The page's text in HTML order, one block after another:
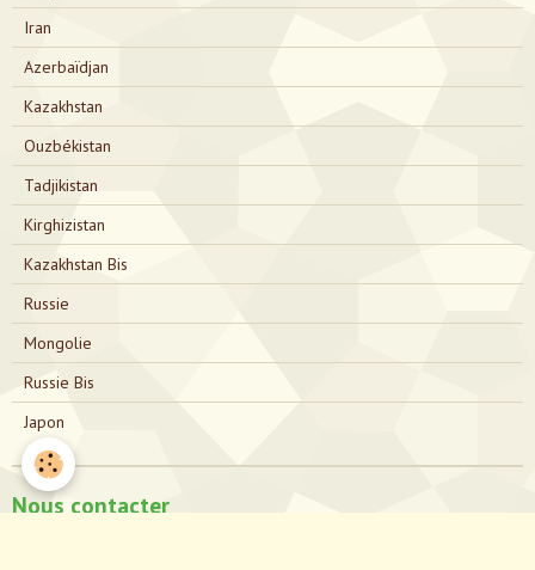
Iran
Azerbaïdjan
Kazakhstan
Ouzbékistan
Tadjikistan
Kirghizistan
Kazakhstan Bis
Russie
Mongolie
Russie Bis
Japon
Nous contacter